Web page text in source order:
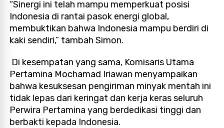
“Sinergi ini telah mampu memperkuat posisi
Indonesia di rantai pasok energi global,
membuktikan bahwa Indonesia mampu berdiri di
kaki sendiri,” tambah Simon.
Di kesempatan yang sama, Komisaris Utama
Pertamina Mochamad Iriawan menyampaikan
bahwa kesuksesan pengiriman minyak mentah ini
tidak lepas dari keringat dan kerja keras seluruh
Perwira Pertamina yang berdedikasi tinggi dan
berbakti kepada Indonesia.